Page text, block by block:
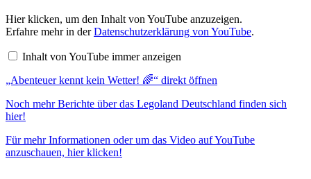
„Abenteuer
kennt
kein
🌈“
YouTube
Hier klicken, um den Inhalt von YouTube anzuzeigen.
Erfahre mehr in derDatenschutzerklärung von YouTube.
Inhalt von YouTube immer anzeigen
„Abenteuer kennt kein Wetter! 🌈“ direkt öffnen
Noch mehr Berichte über das Legoland Deutschland finden sich
hier!
Für mehr Informationen oder um das Video auf YouTube
anzuschauen, hier klicken!